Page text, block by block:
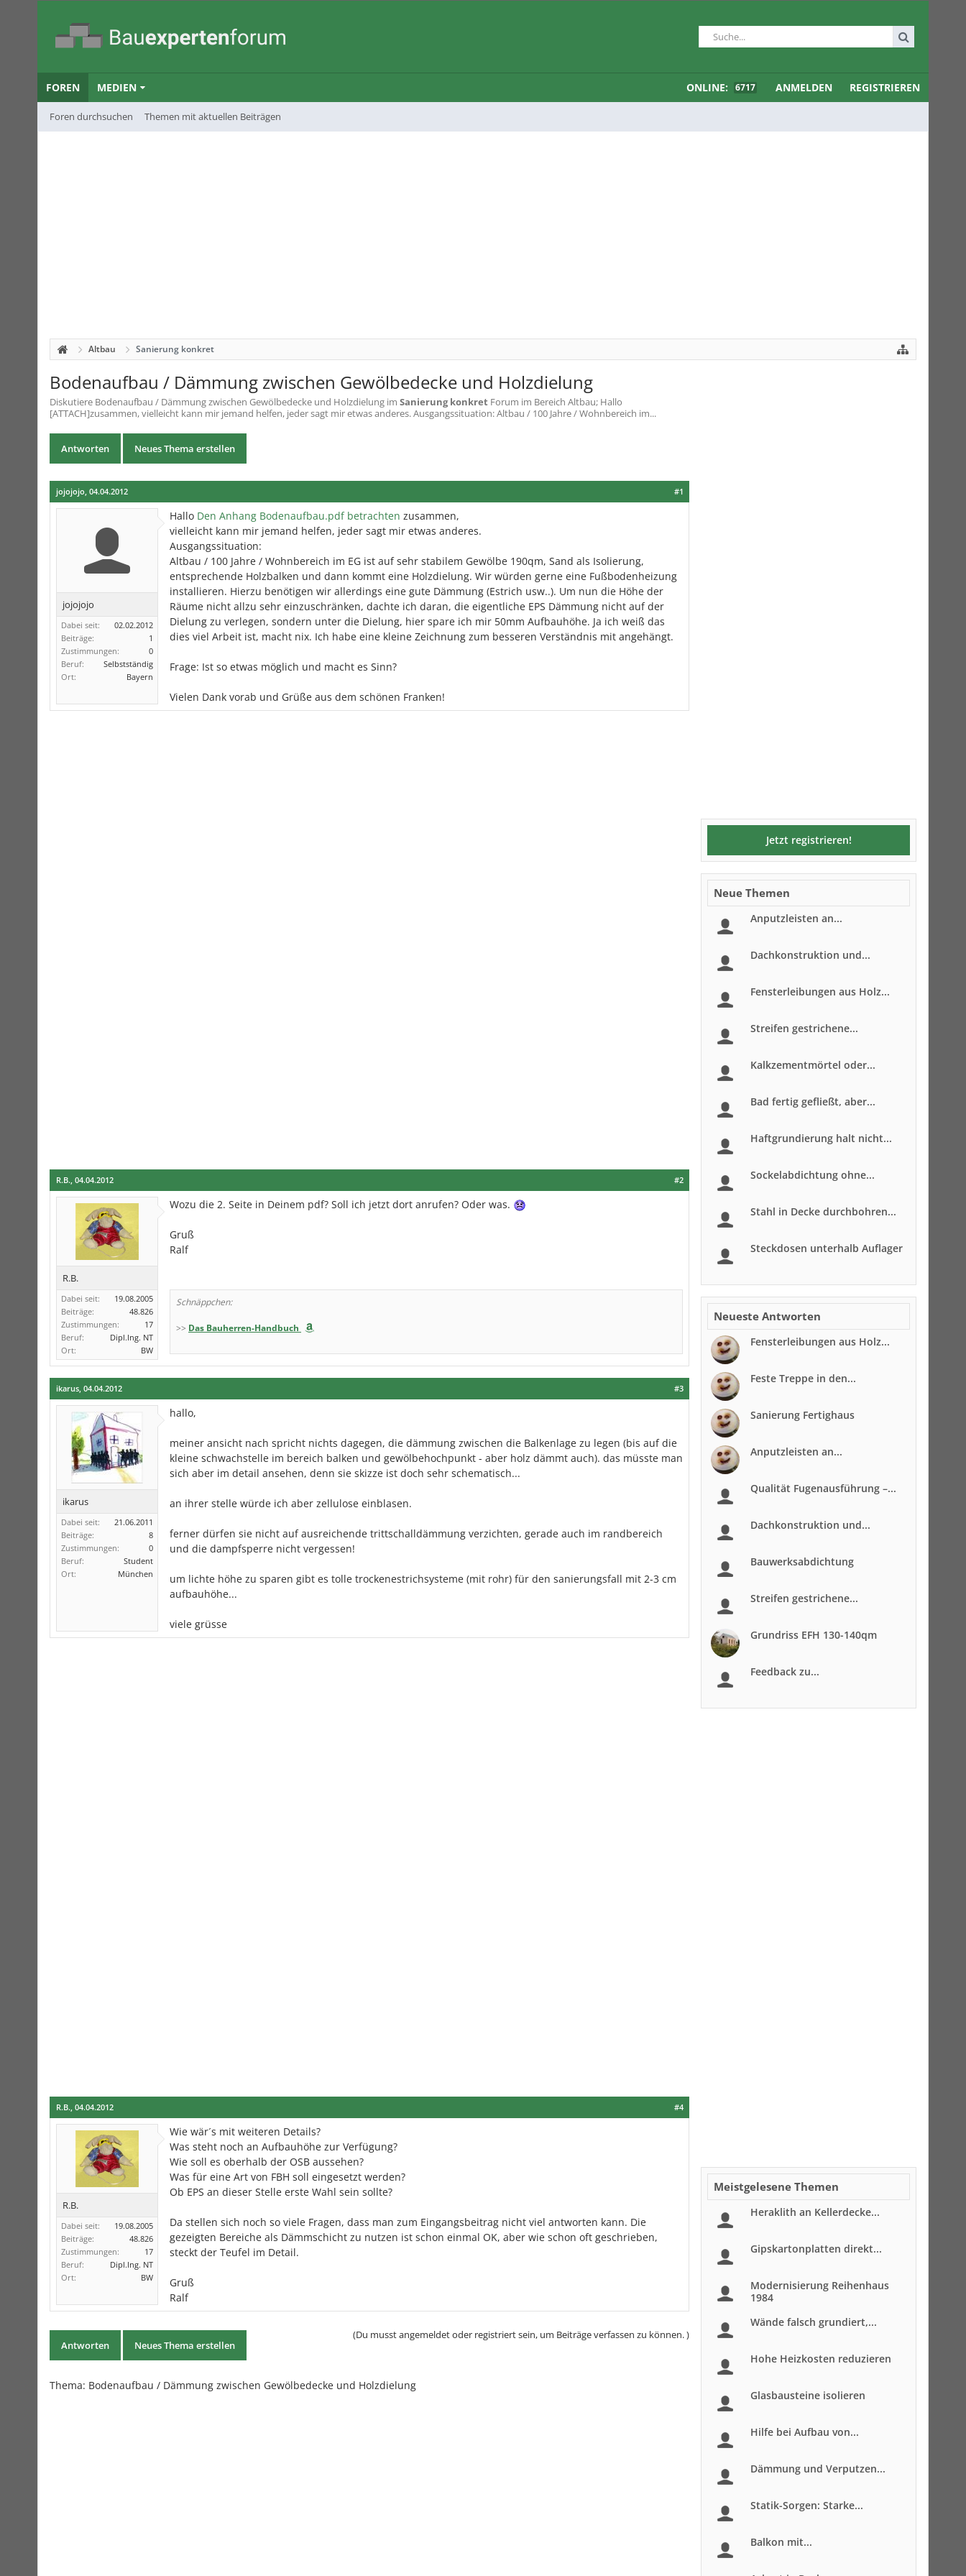
FOREN
Foren durchsuchen Themen mit aktuellen Beiträgen
MEDIEN ONLINE: 6717 ANMELDEN REGISTRIEREN
Altbau Sanierung konkret
Bodenaufbau / Dämmung zwischen Gewölbedecke und Holzdielung
Diskutiere Bodenaufbau / Dämmung zwischen Gewölbedecke und Holzdielung im Sanierung konkret Forum im Bereich Altbau; Hallo
[ATTACH]zusammen, vielleicht kann mir jemand helfen, jeder sagt mir etwas anderes. Ausgangssituation: Altbau / 100 Jahre / Wohnbereich im...
Antworten Neues Thema erstellen
#1
jojojojo, 04.04.2012
jojojojo
Dabei seit:
02.02.2012
Beiträge:
1
Zustimmungen:
0
Beruf:
Selbstständig
Ort:
Bayern
Hallo Den Anhang Bodenaufbau.pdf betrachten zusammen,
vielleicht kann mir jemand helfen, jeder sagt mir etwas anderes.
Ausgangssituation:
Altbau / 100 Jahre / Wohnbereich im EG ist auf sehr stabilem Gewölbe 190qm, Sand als Isolierung,
entsprechende Holzbalken und dann kommt eine Holzdielung. Wir würden gerne eine Fußbodenheizung
installieren. Hierzu benötigen wir allerdings eine gute Dämmung (Estrich usw..). Um nun die Höhe der
Räume nicht allzu sehr einzuschränken, dachte ich daran, die eigentliche EPS Dämmung nicht auf der
Dielung zu verlegen, sondern unter die Dielung, hier spare ich mir 50mm Aufbauhöhe. Ja ich weiß das
dies viel Arbeit ist, macht nix. Ich habe eine kleine Zeichnung zum besseren Verständnis mit angehängt.
Frage: Ist so etwas möglich und macht es Sinn?
Vielen Dank vorab und Grüße aus dem schönen Franken!
#2
R.B., 04.04.2012
R.B.
Dabei seit:
19.08.2005
Beiträge:
48.826
Zustimmungen:
17
Beruf:
Dipl.Ing. NT
Ort:
BW
Wozu die 2. Seite in Deinem pdf? Soll ich jetzt dort anrufen? Oder was.
Gruß
Ralf
Schnäppchen:
>> Das Bauherren-Handbuch
#3
ikarus, 04.04.2012
ikarus
Dabei seit:
21.06.2011
Beiträge:
8
Zustimmungen:
0
Beruf:
Student
Ort:
München
hallo,
meiner ansicht nach spricht nichts dagegen, die dämmung zwischen die Balkenlage zu legen (bis auf die
kleine schwachstelle im bereich balken und gewölbehochpunkt - aber holz dämmt auch). das müsste man
sich aber im detail ansehen, denn sie skizze ist doch sehr schematisch...
an ihrer stelle würde ich aber zellulose einblasen.
ferner dürfen sie nicht auf ausreichende trittschalldämmung verzichten, gerade auch im randbereich
und die dampfsperre nicht vergessen!
um lichte höhe zu sparen gibt es tolle trockenestrichsysteme (mit rohr) für den sanierungsfall mit 2-3 cm
aufbauhöhe...
viele grüsse
#4
R.B., 04.04.2012
R.B.
Dabei seit:
19.08.2005
Beiträge:
48.826
Zustimmungen:
17
Beruf:
Dipl.Ing. NT
Ort:
BW
Wie wär´s mit weiteren Details?
Was steht noch an Aufbauhöhe zur Verfügung?
Wie soll es oberhalb der OSB aussehen?
Was für eine Art von FBH soll eingesetzt werden?
Ob EPS an dieser Stelle erste Wahl sein sollte?
Da stellen sich noch so viele Fragen, dass man zum Eingangsbeitrag nicht viel antworten kann. Die
gezeigten Bereiche als Dämmschicht zu nutzen ist schon einmal OK, aber wie schon oft geschrieben,
steckt der Teufel im Detail.
Gruß
Ralf
Antworten Neues Thema erstellen
(Du musst angemeldet oder registriert sein, um Beiträge verfassen zu können. )
Thema: Bodenaufbau / Dämmung zwischen Gewölbedecke und Holzdielung
Jetzt registrieren!
Neue Themen
Anputzleisten an...
Dachkonstruktion und...
Fensterleibungen aus Holz...
Streifen gestrichene...
Kalkzementmörtel oder...
Bad fertig gefließt, aber...
Haftgrundierung halt nicht...
Sockelabdichtung ohne...
Stahl in Decke durchbohren...
Steckdosen unterhalb Auflager
Neueste Antworten
Fensterleibungen aus Holz...
Feste Treppe in den...
Sanierung Fertighaus
Anputzleisten an...
Qualität Fugenausführung –...
Dachkonstruktion und...
Bauwerksabdichtung
Streifen gestrichene...
Grundriss EFH 130-140qm
Feedback zu...
Meistgelesene Themen
Heraklith an Kellerdecke...
Gipskartonplatten direkt...
Modernisierung Reihenhaus
1984
Wände falsch grundiert,...
Hohe Heizkosten reduzieren
Glasbausteine isolieren
Hilfe bei Aufbau von...
Dämmung und Verputzen...
Statik-Sorgen: Starke...
Balkon mit...